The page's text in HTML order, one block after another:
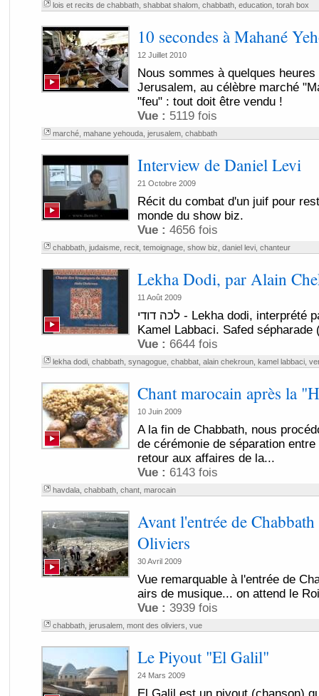
lois et recits de chabbath, shabbat shalom, chabbath, education, torah box
10 secondes à Mahané
12 Juillet 2010
Nous sommes à quelques heures
Jerusalem, au célèbre marché
"feu" : tout doit être vendu !
Vue : 5119 fois
marché, mahane yehouda, jerusalem, chabbath
Interview de Daniel Levi
21 Octobre 2009
Récit du combat d'un juif pour
monde du show biz.
Vue : 4656 fois
chabbath, judaisme, recit, temoignage, show biz daniel levi, chanteur
Lekha Dodi, par Alain
11 Août 2009
לכה דודי - Lekha dodi, interprété par Alain Chekroun et
Kamel Labbaci. Safed sépharade
Vue : 6644 fois
lekha dodi, chabbath, synagogue, chabbat, alain chekroun, kamel labbaci,
Chant marocain après la
10 Juin 2009
A la fin de Chabbath, nous
de cérémonie de séparation
retour aux affaires de la...
Vue : 6143 fois
havdala, chabbath, chant, marocain
Avant l'entrée de
Oliviers
30 Avril 2009
Vue remarquable à l'entrée de
airs de musique... on attend le
Vue : 3939 fois
chabbath, jerusalem, mont des oliviers vue
Le Piyout "El Galil"
24 Mars 2009
El Galil est un piyout (chanson)